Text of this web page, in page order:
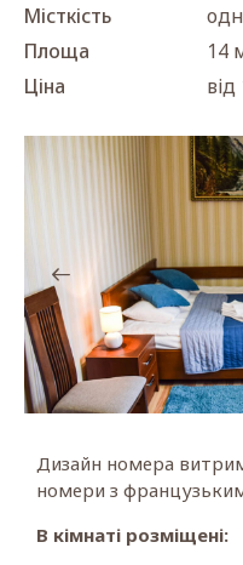
Місткість
Площа
14
Ціна
Дизайн номера
номери з
В кімнаті розміщені: